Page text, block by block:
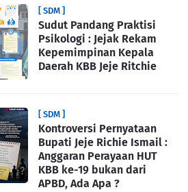
[ SDM ]
Sudut Pandang Praktisi
Psikologi : Jejak Rekam
Kepemimpinan Kepala
Daerah KBB Jeje Ritchie
[ SDM ]
Kontroversi Pernyataan
Bupati Jeje Richie Ismail :
Anggaran Perayaan HUT
KBB ke-19 bukan dari
APBD, Ada Apa ?